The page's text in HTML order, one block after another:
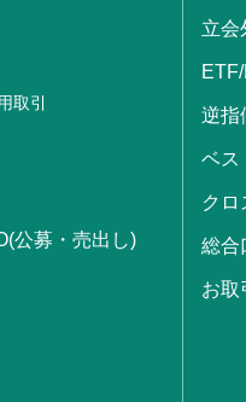
取引
公募・売出し)
立会
逆指
ベス
クロ
総合
お取